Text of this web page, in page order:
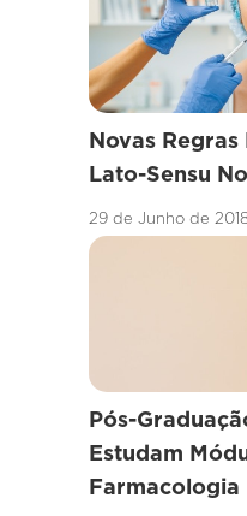
Novas
Lato-Sensu
29 de Junho de
Pós-
Estudam
Farmacologia